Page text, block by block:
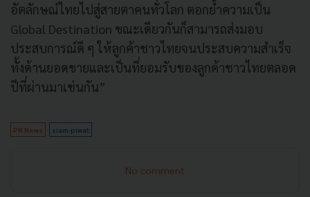
อัตลักษณ์ไทยไปสู่สายตาคนทั่วโลก ตอกย้ำความเป็น
Global Destination ขณะเดียวกันก็สามารถส่งมอบ
ประสบการณ์ดี ๆ ให้ลูกค้าชาวไทยจนประสบความสำเร็จ
ทั้งด้านยอดขายและเป็นที่ยอมรับของลูกค้าชาวไทยตลอด
ปีที่ผ่านมาเช่นกัน”
PR News siam-piwat
No comment